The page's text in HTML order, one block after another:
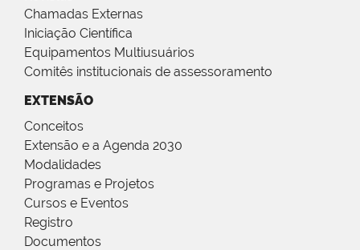
Chamadas Externas
Iniciação Científica
Equipamentos Multiusuários
Comitês institucionais de assessoramento
EXTENSÃO
Conceitos
Extensão e a Agenda 2030
Modalidades
Programas e Projetos
Cursos e Eventos
Registro
Documentos